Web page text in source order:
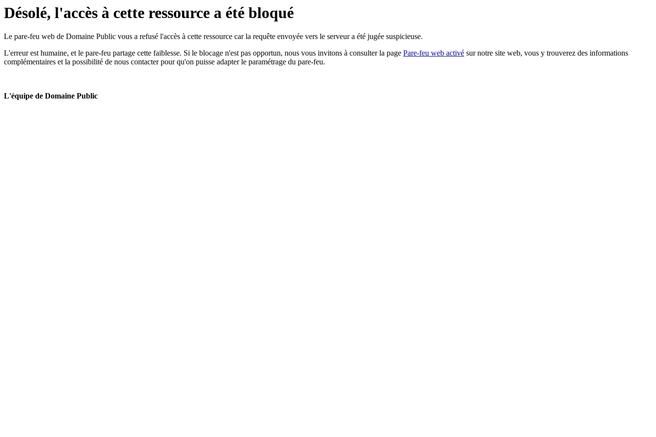
Désolé, l'accès à cette ressource a été bloqué
Le pare-feu web de Domaine Public vous a refusé l'accès à cette ressource car la requête envoyée vers le serveur a été jugée suspicieuse.
L'erreur est humaine, et le pare-feu partage cette faiblesse. Si le blocage n'est pas opportun, nous vous invitons à consulter la page Pare-feu web activé sur notre site web, vous y trouverez des informations
complémentaires et la possibilité de nous contacter pour qu'on puisse adapter le paramétrage du pare-feu.
L'équipe de Domaine Public